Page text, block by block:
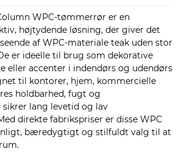
WPC-tømmerrør er en
højtydende løsning, der giver det
af WPC-materiale teak uden stor
er ideelle til brug som dekorative
eller accenter i indendørs og udendørs
til kontorer, hjem, kommercielle
holdbarhed, fugt og
lang levetid og lav
direkte fabrikspriser er disse WPC
bæredygtigt og stilfuldt valg til at